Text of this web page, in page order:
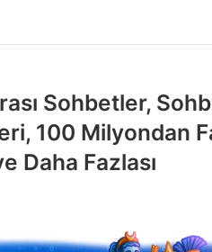
Sohbetler,
100 Milyondan
Daha Fazlası